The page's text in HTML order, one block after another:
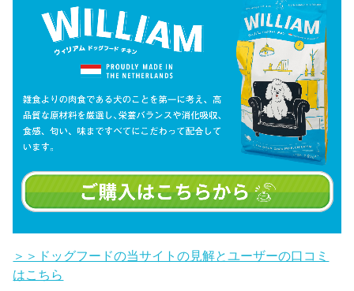
＞＞ドッグフードの当サイトの見解とユーザーの口コミ
はこちら